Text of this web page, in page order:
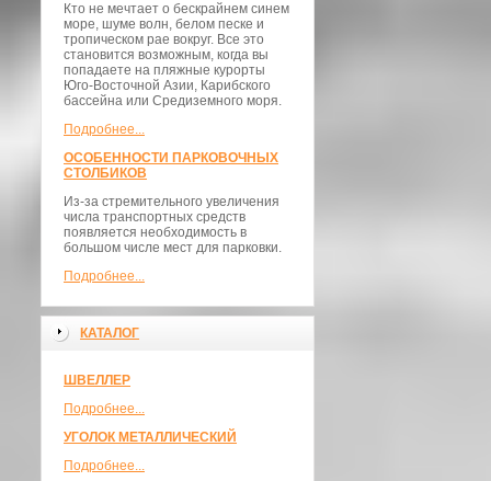
Кто не мечтает о бескрайнем синем
море, шуме волн, белом песке и
тропическом рае вокруг. Все это
становится возможным, когда вы
попадаете на пляжные курорты
Юго-Восточной Азии, Карибского
бассейна или Средиземного моря.
Подробнее...
ОСОБЕННОСТИ ПАРКОВОЧНЫХ
СТОЛБИКОВ
Из-за стремительного увеличения
числа транспортных средств
появляется необходимость в
большом числе мест для парковки.
Подробнее...
КАТАЛОГ
ШВЕЛЛЕР
Подробнее...
УГОЛОК МЕТАЛЛИЧЕСКИЙ
Подробнее...